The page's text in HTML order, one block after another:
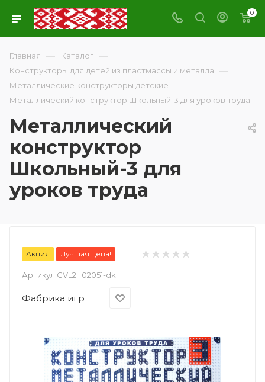
0
Главная — Каталог —
Конструкторы для детей из пластмассы и металла —
Металлические конструкторы детские —
Металлический конструктор Школьный-3 для уроков труда
Металлический
конструктор
Школьный-3 для
уроков труда
Акция Лучшая цена!
Артикул CVL2:: 02051-dk
Фабрика игр